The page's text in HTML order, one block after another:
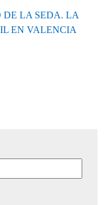
DE LA SEDA. LA
EN VALENCIA